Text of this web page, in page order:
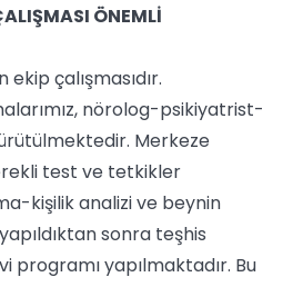
ÖNEMLİ
çalışmasıdır.
nörolog-psikiyatrist-
Merkeze
test ve tetkikler
kişilik analizi ve beynin
sonra teşhis
programı yapılmaktadır. Bu